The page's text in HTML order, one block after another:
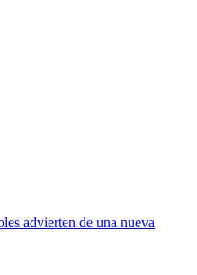
advierten de una nueva